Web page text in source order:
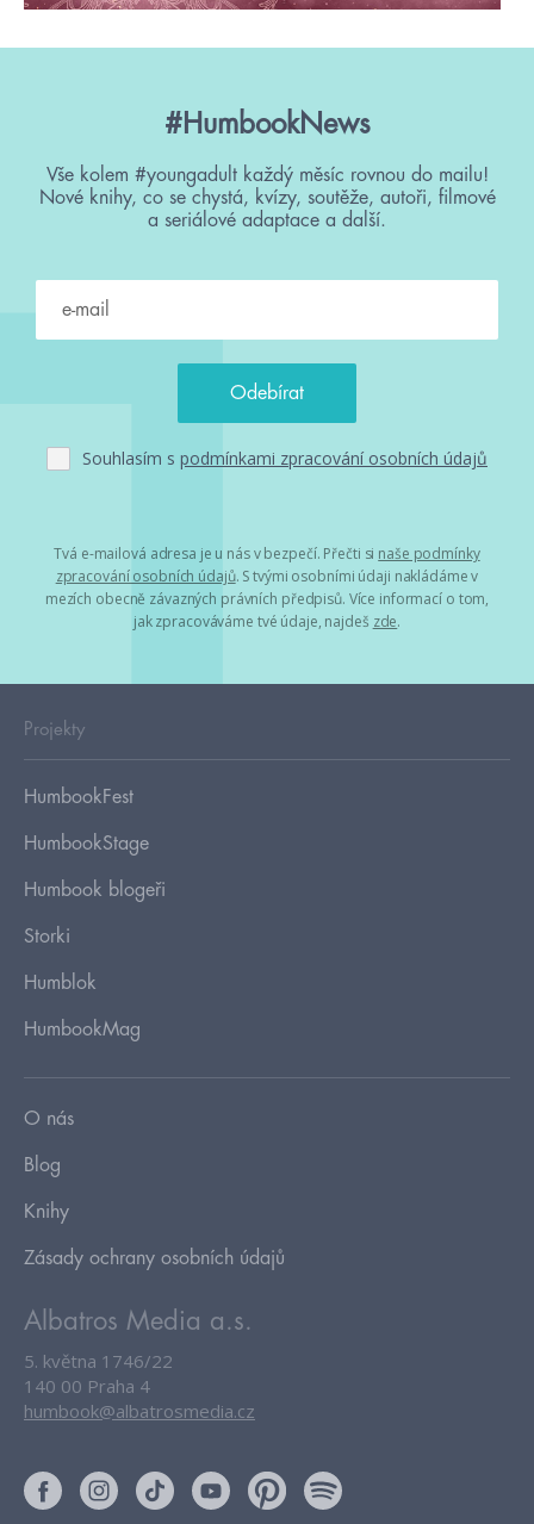
#HumbookNews
Vše kolem #youngadult každý měsíc rovnou do mailu!
Nové knihy, co se chystá, kvízy, soutěže, autoři, filmové
a seriálové adaptace a další.
Souhlasím s podmínkami zpracování osobních údajů
Tvá e-mailová adresa je u nás v bezpečí. Přečti si naše podmínky
zpracování osobních údajů. S tvými osobními údaji nakládáme v
mezích obecně závazných právních předpisů. Více informací o tom,
jak zpracováváme tvé údaje, najdeš zde.
Projekty
HumbookFest
HumbookStage
Humbook blogeři
Storki
Humblok
HumbookMag
O nás
Blog
Knihy
Zásady ochrany osobních údajů
Albatros Media a.s.
5. května 1746/22
140 00 Praha 4
humbook@albatrosmedia.cz